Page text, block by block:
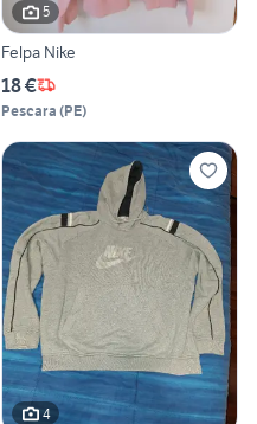
5
Felpa Nike
18 €
Pescara (PE)
4